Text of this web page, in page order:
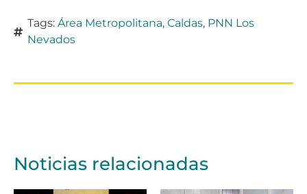
Tags: Área Metropolitana, Caldas, PNN Los
Nevados
Noticias relacionadas